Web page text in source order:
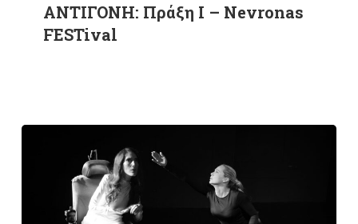
ΑΝΤΙΓΟΝΗ: Πράξη Ι – Nevronas
FESTival